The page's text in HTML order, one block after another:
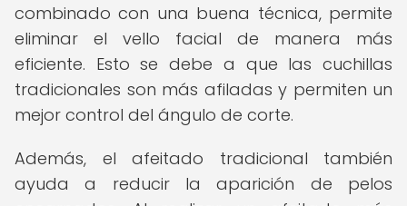
combinado con una buena técnica, permite
eliminar el vello facial de manera más
eficiente. Esto se debe a que las cuchillas
tradicionales son más afiladas y permiten un
mejor control del ángulo de corte.
Además, el afeitado tradicional también
ayuda a reducir la aparición de pelos